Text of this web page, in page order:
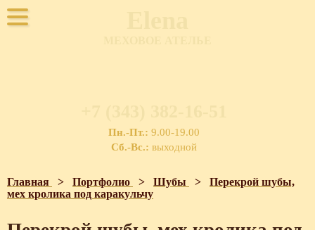
Пн.-Пт.: 9.00-19.00
Сб.-Вс.: выходной
Главная > Портфолио > Шубы > Перекрой шубы,
мех кролика под каракульчу